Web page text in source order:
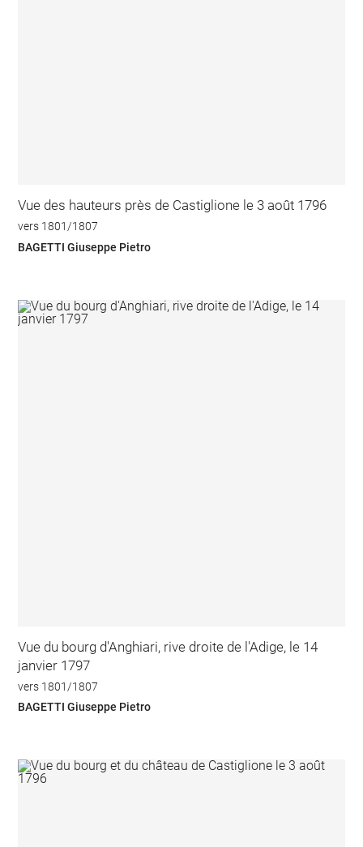
Vue des hauteurs près de Castiglione le 3 août 1796
vers 1801/1807
BAGETTI Giuseppe Pietro
Vue du bourg d'Anghiari, rive droite de l'Adige, le 14
janvier 1797
vers 1801/1807
BAGETTI Giuseppe Pietro